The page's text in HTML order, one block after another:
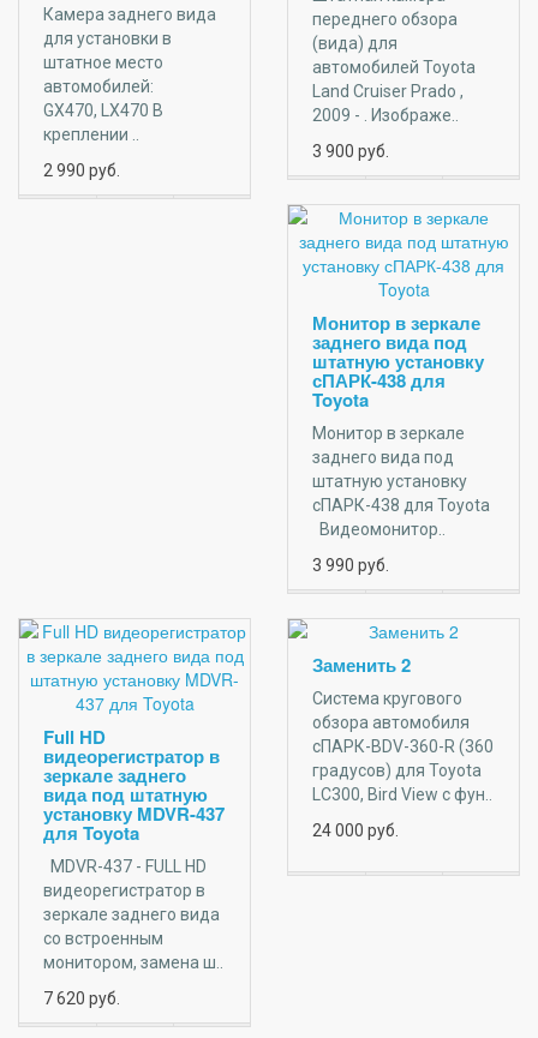
Камера заднего вида
для установки в
штатное место
автомобилей:
GX470, LX470 В
креплении ..
2 990 руб.
переднего обзора
(вида) для
автомобилей Toyota
Land Cruiser Prado ,
2009 - . Изображе..
3 900 руб.
Монитор в зеркале
заднего вида под
штатную установку
сПАРК-438 для
Toyota
Монитор в зеркале
заднего вида под
штатную установку
сПАРК-438 для Toyota
Видеомонитор..
3 990 руб.
Full HD
видеорегистратор в
зеркале заднего
вида под штатную
установку MDVR-437
для Toyota
MDVR-437 - FULL HD
видеорегистратор в
зеркале заднего вида
со встроенным
монитором, замена ш..
7 620 руб.
Заменить 2
Система кругового
обзора автомобиля
сПАРК-BDV-360-R (360
градусов) для Toyota
LC300, Bird View с фун..
24 000 руб.